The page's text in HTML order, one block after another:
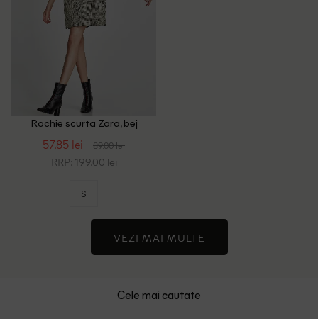
Rochie scurta Zara, bej
57.85 lei 89.00 lei
RRP: 199.00 lei
S
VEZI MAI MULTE
Cele mai cautate